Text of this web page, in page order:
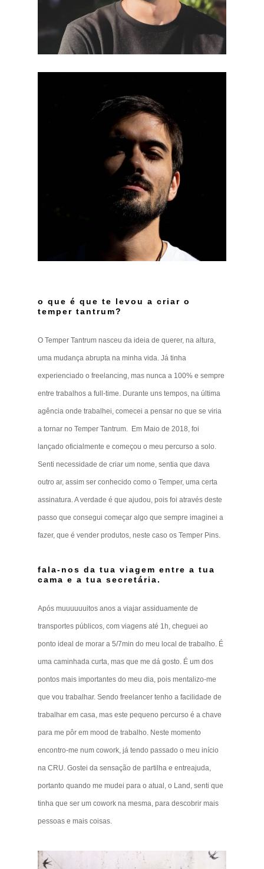
o que é que te levou a criar o
temper tantrum?
O Temper Tantrum nasceu da ideia de querer, na altura,
uma mudança abrupta na minha vida. Já tinha
experienciado o freelancing, mas nunca a 100% e sempre
entre trabalhos a full-time. Durante uns tempos, na última
agência onde trabalhei, comecei a pensar no que se viria
a tornar no Temper Tantrum. Em Maio de 2018, foi
lançado oficialmente e começou o meu percurso a solo.
Senti necessidade de criar um nome, sentia que dava
outro ar, assim ser conhecido como o Temper, uma certa
assinatura. A verdade é que ajudou, pois foi através deste
passo que consegui começar algo que sempre imaginei a
fazer, que é vender produtos, neste caso os Temper Pins.
fala-nos da tua viagem entre a tua
cama e a tua secretária.
Após muuuuuuitos anos a viajar assiduamente de
transportes públicos, com viagens até 1h, cheguei ao
ponto ideal de morar a 5/7min do meu local de trabalho. É
uma caminhada curta, mas que me dá gosto. É um dos
pontos mais importantes do meu dia, pois mentalizo-me
que vou trabalhar. Sendo freelancer tenho a facilidade de
trabalhar em casa, mas este pequeno percurso é a chave
para me pôr em mood de trabalho. Neste momento
encontro-me num cowork, já tendo passado o meu início
na CRU. Gostei da sensação de partilha e entreajuda,
portanto quando me mudei para o atual, o Land, senti que
tinha que ser um cowork na mesma, para descobrir mais
pessoas e mais coisas.